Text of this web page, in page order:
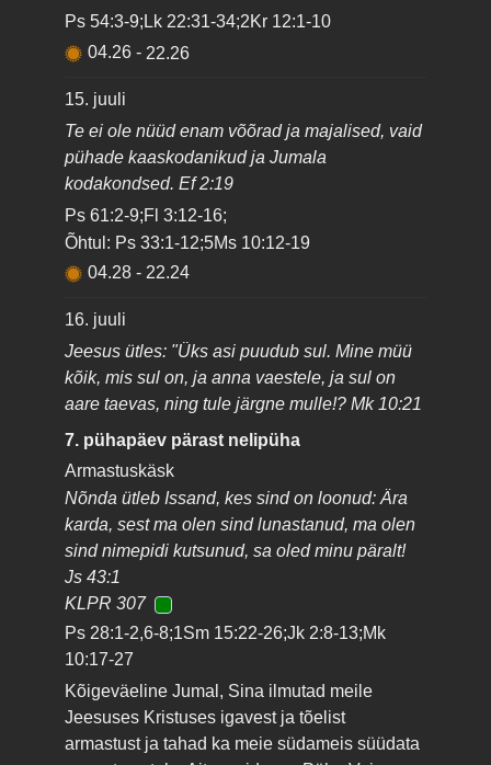
Ps 54:3-9;Lk 22:31-34;2Kr 12:1-10
04.26- 22.26
15. juuli
Te ei ole nüüd enam võõrad ja majalised, vaid
pühade kaaskodanikud ja Jumala
kodakondsed. Ef 2:19
Ps 61:2-9;Fl 3:12-16;
Õhtul: Ps 33:1-12;5Ms 10:12-19
04.28-22.24
16. juuli
Jeesus ütles: "Üks asi puudub sul. Mine müü
kõik, mis sul on, ja anna vaestele, ja sul on
aare taevas, ning tule järgne mulle!? Mk 10:21
7. pühapäev pärast nelipüha
Armastuskäsk
Nõnda ütleb Issand, kes sind on loonud: Ära
karda, sest ma olen sind lunastanud, ma olen
sind nimepidi kutsunud, sa oled minu päralt!
Js 43:1
KLPR 307
Ps 28:1-2,6-8;1Sm 15:22-26;Jk 2:8-13;Mk
10:17-27
Kõigeväeline Jumal, Sina ilmutad meile
Jeesuses Kristuses igavest ja tõelist
armastust ja tahad ka meie südameis süüdata